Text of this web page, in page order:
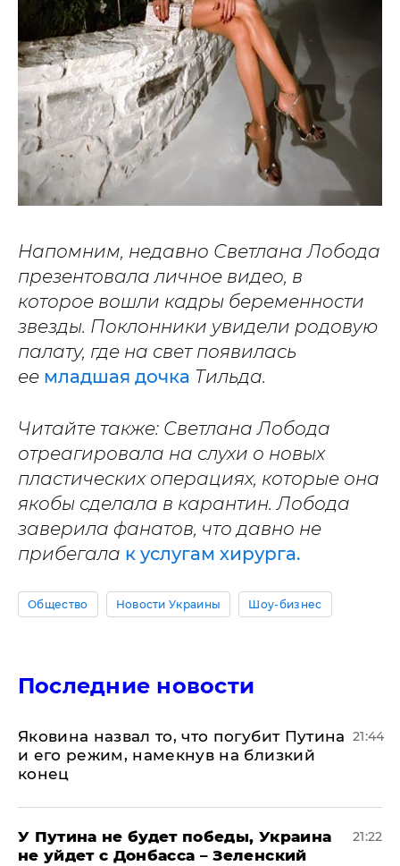
Напомним, недавно Светлана Лобода
презентовала личное видео, в
которое вошли кадры беременности
звезды. Поклонники увидели родовую
палату, где на свет появилась
ее младшая дочка Тильда.
Читайте также: Светлана Лобода
отреагировала на слухи о новых
пластических операциях, которые она
якобы сделала в карантин. Лобода
заверила фанатов, что давно не
прибегала к услугам хирурга.
Общество Новости Украины Шоу-бизнес
Последние новости
Яковина назвал то, что погубит Путина
и его режим, намекнув на близкий
конец
21:44
У Путина не будет победы, Украина
не уйдет с Донбасса – Зеленский
21:22